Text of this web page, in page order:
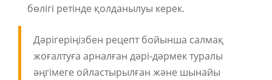
бөлігі ретінде қолданылуы керек.
Дәрігеріңізбен рецепт бойынша салмақ
жоғалтуға арналған дәрі-дәрмек туралы
әңгімеге ойластырылған және шынайы